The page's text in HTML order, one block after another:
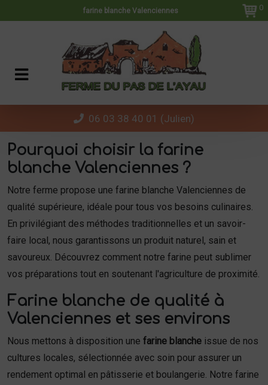
farine blanche Valenciennes 0
06 03 38 40 01 (Julien)
Pourquoi choisir la farine
blanche Valenciennes ?
Notre ferme propose une farine blanche Valenciennes de
qualité supérieure, idéale pour tous vos besoins culinaires.
En privilégiant des méthodes traditionnelles et un savoir-
faire local, nous garantissons un produit naturel, sain et
savoureux. Découvrez comment notre farine peut sublimer
vos préparations tout en soutenant l'agriculture de proximité.
Farine blanche de qualité à
Valenciennes et ses environs
Nous mettons à disposition une farine blanche issue de nos
cultures locales, sélectionnée avec soin pour assurer un
rendement optimal en pâtisserie et boulangerie. Notre farine
Panneau de gestion des cookies